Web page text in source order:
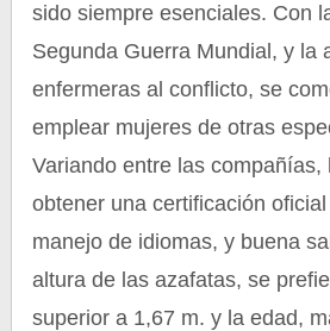
sido siempre esenciales. Con
Segunda Guerra Mundial, y la
enfermeras al conflicto, se
emplear mujeres de otras
Variando entre las compañías,
obtener una certificación
manejo de idiomas, y buena
altura de las azafatas, se
superior a 1,67 m. y la edad,